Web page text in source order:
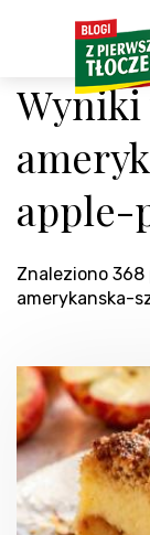
Wyniki
apple-
Znaleziono
amerykanska-